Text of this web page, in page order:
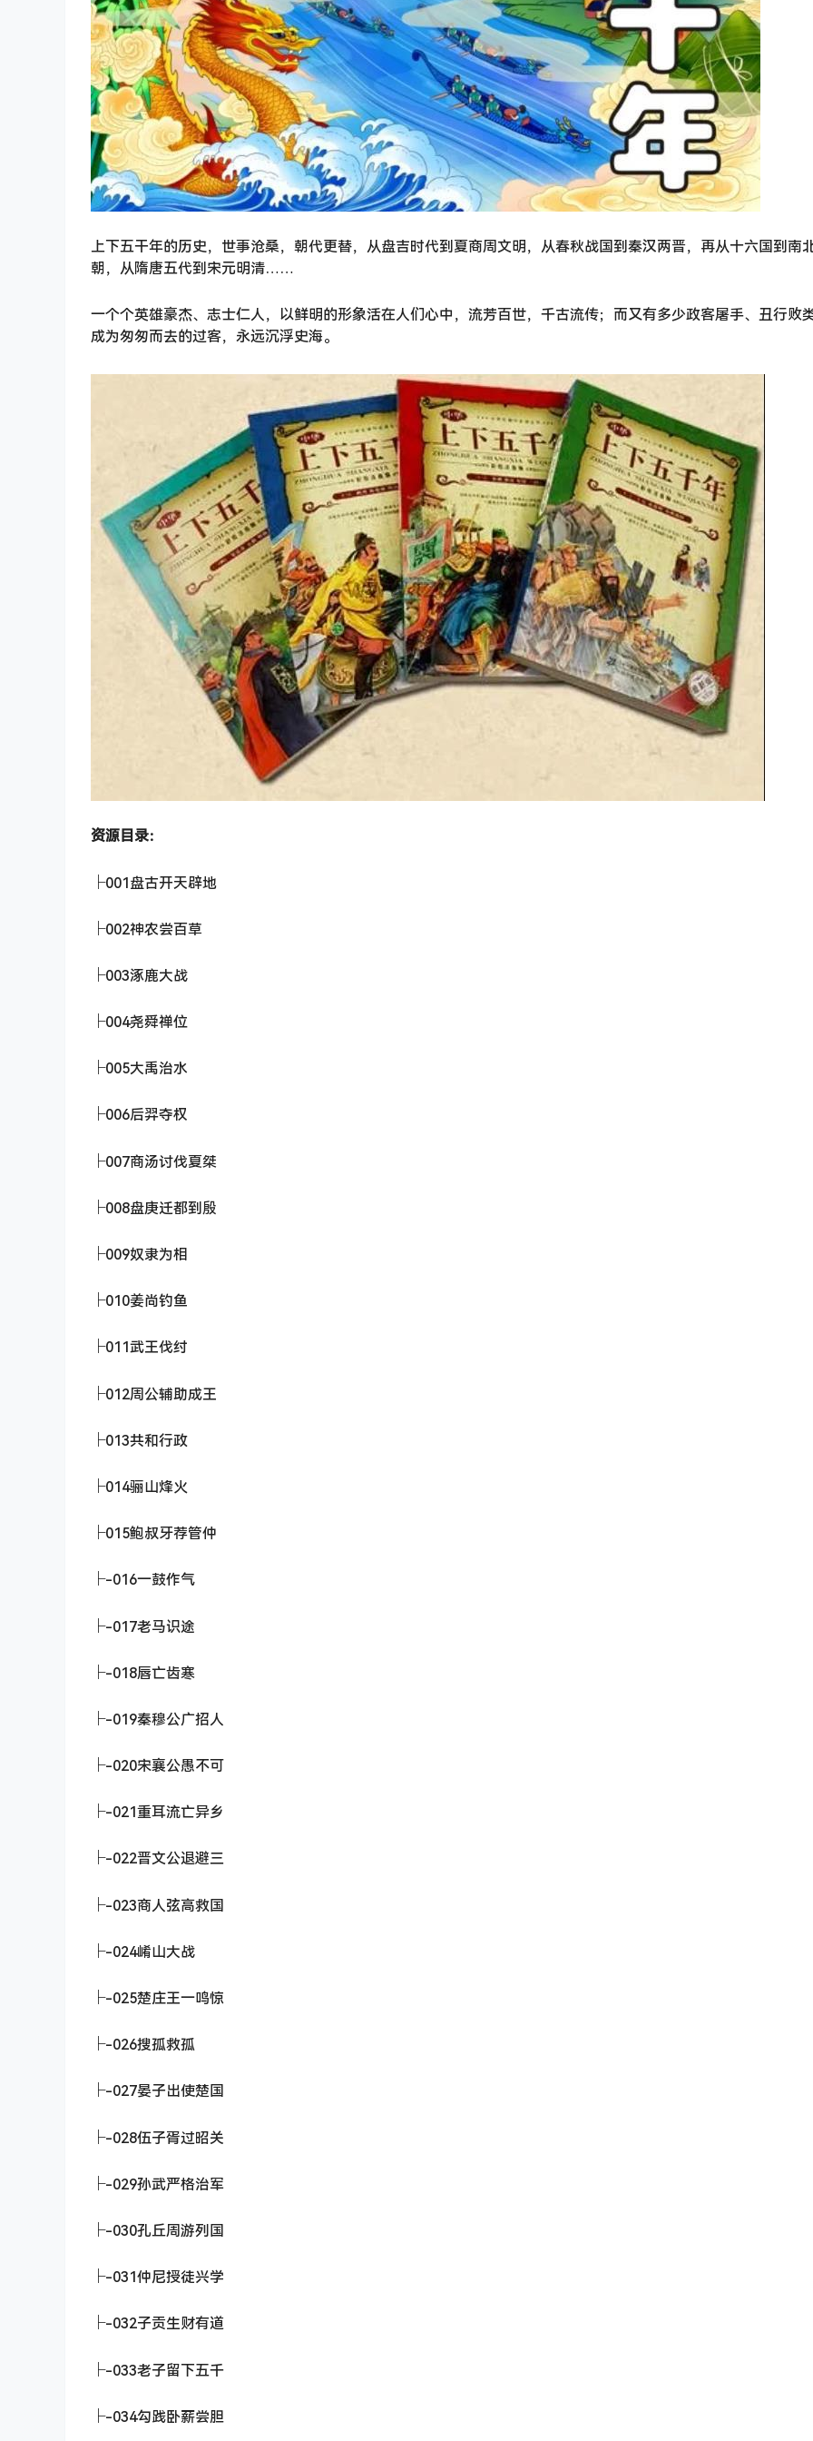
上下五干年的历史，世事沧桑，朝代更替，从盘吉时代到夏商周文明，从春秋战国到秦汉两晋，再从十六国到南
朝，从隋唐五代到宋元明清……
一个个英雄豪杰、志士仁人，以鲜明的形象活在人们心中，流芳百世，千古流传；而又有多少政客屠手、丑行败类
成为匆匆而去的过客，永远沉浮史海。
资源目录：
├001盘古开天辟地
├002神农尝百草
├003涿鹿大战
├004尧舜禅位
├005大禹治水
├006后羿夺权
├007商汤讨伐夏桀
├008盘庚迁都到殷
├009奴隶为相
├010姜尚钓鱼
├011武王伐纣
├012周公辅助成王
├013共和行政
├014骊山烽火
├015鲍叔牙荐管仲
├-016一鼓作气
├-017老马识途
├-018唇亡齿寒
├-019秦穆公广招人
├-020宋襄公愚不可
├-021重耳流亡异乡
├-022晋文公退避三
├-023商人弦高救国
├-024崤山大战
├-025楚庄王一鸣惊
├-026搜孤救孤
├-027晏子出使楚国
├-028伍子胥过昭关
├-029孙武严格治军
├-030孔丘周游列国
├-031仲尼授徒兴学
├-032子贡生财有道
├-033老子留下五千
├-034勾践卧薪尝胆